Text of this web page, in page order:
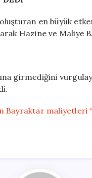
en büyük
Hazine ve Maliye
girmediğini
Bayraktar maliyetleri